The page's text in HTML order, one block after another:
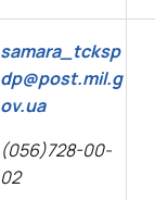
samara_tcksp
dp@post.mil.g
ov.ua
(056)728-00-
02